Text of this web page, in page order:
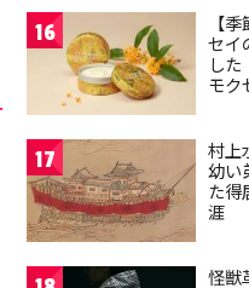
16
【
セイ
し
モク
17
村上
幼い
た得
涯
怪獣